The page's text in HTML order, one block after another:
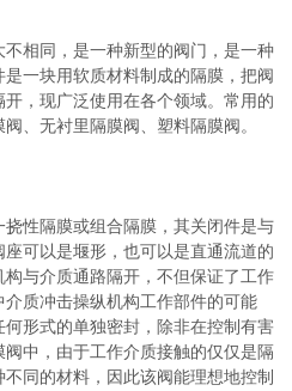
相同，是一种新型的阀门，是一种
一块用软质材料制成的隔膜，把阀
，现广泛使用在各个领域。常用的
、无衬里隔膜阀、塑料隔膜阀。
性隔膜或组合隔膜，其关闭件是与
可以是堰形，也可以是直通流道的
与介质通路隔开，不但保证了工作
质冲击操纵机构工作部件的可能
形式的单独密封，除非在控制有害
中，由于工作介质接触的仅仅是隔
同的材料，因此该阀能理想地控制